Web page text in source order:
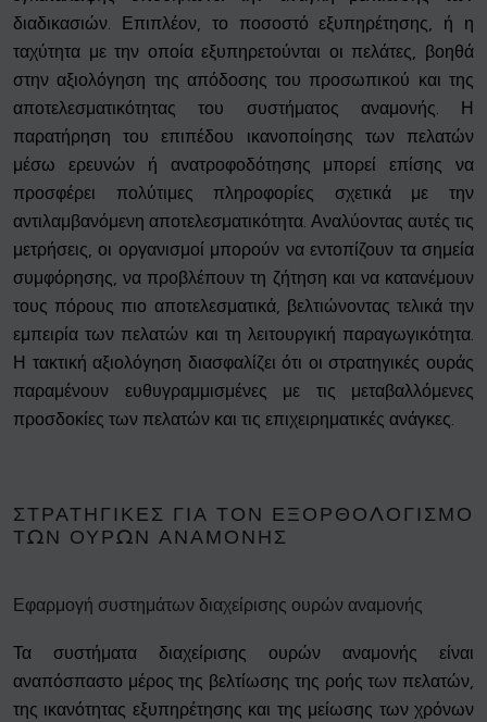
διαδικασιών. Επιπλέον, το ποσοστό εξυπηρέτησης, ή η
ταχύτητα με την οποία εξυπηρετούνται οι πελάτες, βοηθά
στην αξιολόγηση της απόδοσης του προσωπικού και της
αποτελεσματικότητας του συστήματος αναμονής. Η
παρατήρηση του επιπέδου ικανοποίησης των πελατών
μέσω ερευνών ή ανατροφοδότησης μπορεί επίσης να
προσφέρει πολύτιμες πληροφορίες σχετικά με την
αντιλαμβανόμενη αποτελεσματικότητα. Αναλύοντας αυτές τις
μετρήσεις, οι οργανισμοί μπορούν να εντοπίζουν τα σημεία
συμφόρησης, να προβλέπουν τη ζήτηση και να κατανέμουν
τους πόρους πιο αποτελεσματικά, βελτιώνοντας τελικά την
εμπειρία των πελατών και τη λειτουργική παραγωγικότητα.
Η τακτική αξιολόγηση διασφαλίζει ότι οι στρατηγικές ουράς
παραμένουν ευθυγραμμισμένες με τις μεταβαλλόμενες
προσδοκίες των πελατών και τις επιχειρηματικές ανάγκες.
ΣΤΡΑΤΗΓΙΚΈΣ ΓΙΑ ΤΟΝ ΕΞΟΡΘΟΛΟΓΙΣΜΌ
ΤΩΝ ΟΥΡΏΝ ΑΝΑΜΟΝΉΣ
Εφαρμογή συστημάτων διαχείρισης ουρών αναμονής
Τα συστήματα διαχείρισης ουρών αναμονής είναι
αναπόσπαστο μέρος της βελτίωσης της ροής των πελατών,
της ικανότητας εξυπηρέτησης και της μείωσης των χρόνων